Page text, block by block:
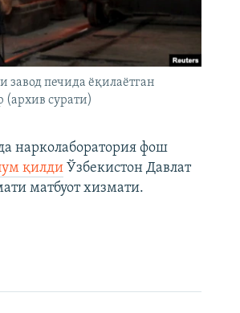
завод печида ёқилаётган
(архив сурати)
нарколаборатория фош
қилди Ўзбекистон Давлат
матбуот хизмати.